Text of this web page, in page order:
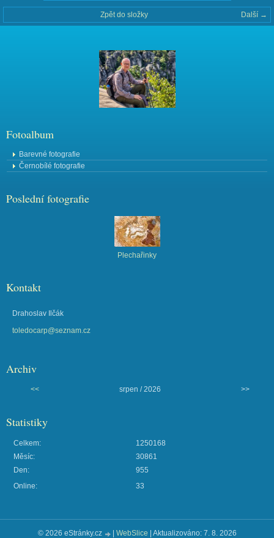
Další →
Zpět do složky
Fotoalbum
Barevné fotografie
Černobílé fotografie
Poslední fotografie
Plechařinky
Kontakt
Drahoslav Ilčák
toledocarp@seznam.cz
Archiv
<< srpen / 2026 >>
Statistiky
Online: 33
Celkem:
1250168
Měsíc:
30861
Den:
955
© 2026 eStránky.cz WebSlice Aktualizováno: 7. 8. 2026